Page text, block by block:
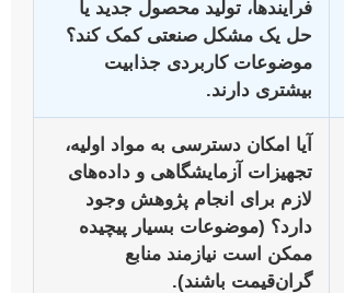
فرآیندها، تولید محصول جدید یا
حل یک مشکل صنعتی کمک کند؟
موضوعات کاربردی جذابیت
بیشتری دارند.
آیا امکان دسترسی به مواد اولیه،
تجهیزات آزمایشگاهی و داده‌های
لازم برای انجام پژوهش وجود
دارد؟ (موضوعات بسیار پیچیده
ممکن است نیازمند منابع
گران‌قیمت باشند).